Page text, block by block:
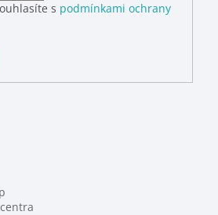
s podmínkami ochrany